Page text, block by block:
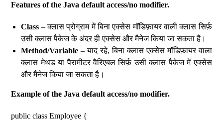
Features of the Java default access/no modifier.
Class – क्लास प्रोग्राम में बिना एक्सेस मॉडिफ़ायर वाली क्लास सिर्फ़
उसी क्लास पैकेज के अंदर ही एक्सेस और मैनेज किया जा सकता है।
Method/Variable– याद रहे, बिना क्लास एक्सेस मॉडिफ़ायर वाला
क्लास मेथड या पैरामीटर वैरिएबल सिर्फ़ उसी क्लास पैकेज में एक्सेस
और मैनेज किया जा सकता है।
Example of the Java default access/no modifier.
public class Employee {